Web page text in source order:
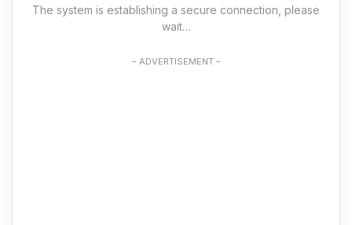
The system is establishing a secure connection, please
wait…
– ADVERTISEMENT –